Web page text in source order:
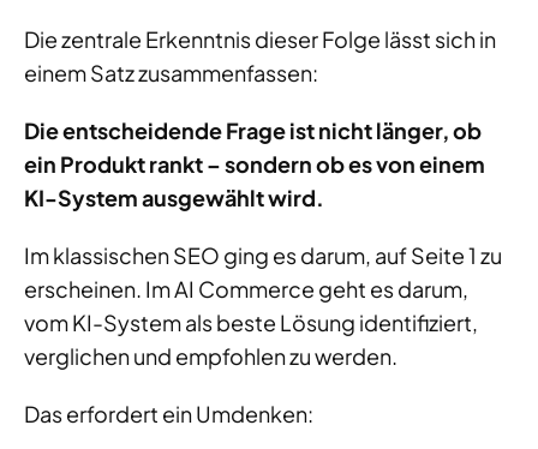
Die zentrale Erkenntnis dieser Folge lässt sich in
einem Satz zusammenfassen:
Die entscheidende Frage ist nicht länger, ob
ein Produkt rankt – sondern ob es von einem
KI-System ausgewählt wird.
Im klassischen SEO ging es darum, auf Seite 1 zu
erscheinen. Im AI Commerce geht es darum,
vom KI-System als beste Lösung identifiziert,
verglichen und empfohlen zu werden.
Das erfordert ein Umdenken: